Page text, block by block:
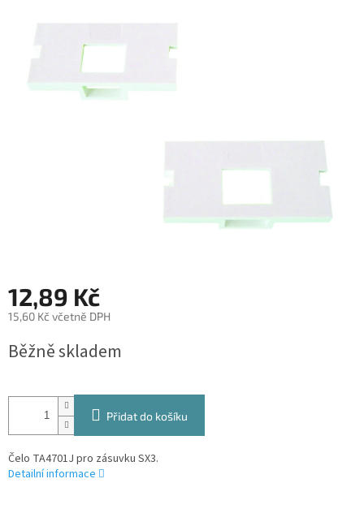
12,89 Kč
15,60 Kč včetně DPH
cena:
Běžně skladem
Přidat do košíku
Čelo TA4701J pro zásuvku SX3.
Detailní informace